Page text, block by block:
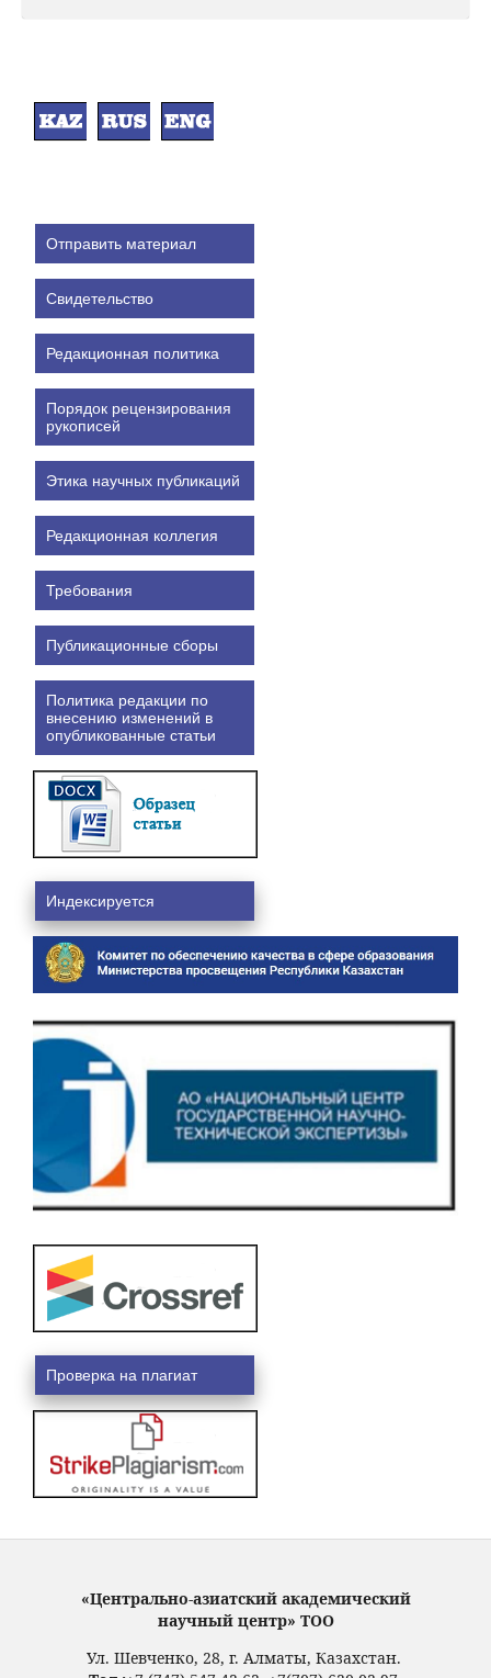
Отправить материал
Свидетельство
Редакционная политика
Порядок рецензирования
рукописей
Этика научных публикаций
Редакционная коллегия
Требования
Публикационные сборы
Политика редакции по
внесению изменений в
опубликованные статьи
Индексируется
Проверка на плагиат
«Центрально-азиатский академический
научный центр» ТОО
Ул. Шевченко, 28, г. Алматы, Казахстан.